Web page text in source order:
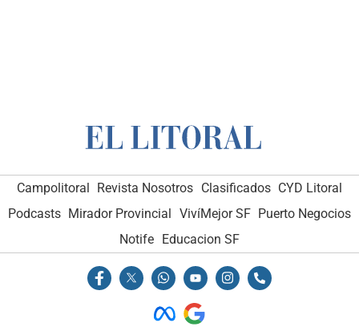
Campolitoral Revista Nosotros Clasificados CYD Litoral
Podcasts Mirador Provincial VivíMejor SF Puerto Negocios
Notife Educacion SF